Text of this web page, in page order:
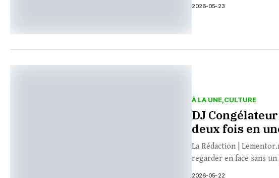
2026-05-23
À LA UNE CULTURE
DJ
deux fois en
La Rédaction |
regarder en face sans
2026-05-22